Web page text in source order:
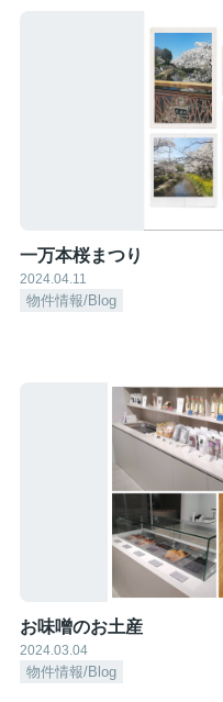
一万本桜まつり
2024.04.11
物件情報/Blog
お味噌のお土産
2024.03.04
物件情報/Blog